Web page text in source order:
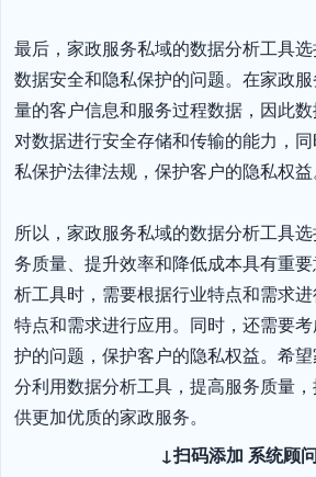
最后，家政服务私域的数据分析工具
数据安全和隐私保护的问题。在家政
量的客户信息和服务过程数据，因此
对数据进行安全存储和传输的能力，
私保护法律法规，保护客户的隐私权益
所以，家政服务私域的数据分析工具
务质量、提升效率和降低成本具有重
析工具时，需要根据行业特点和需求
特点和需求进行应用。同时，还需要
护的问题，保护客户的隐私权益。希
分利用数据分析工具，提高服务质量
供更加优质的家政服务。
↓扫码添加 系统顾